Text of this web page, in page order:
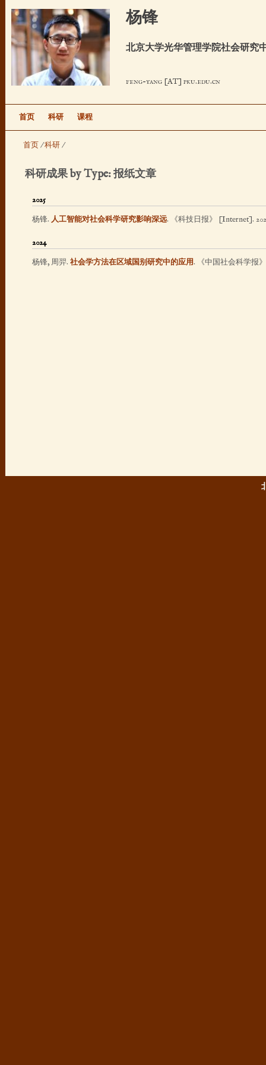
页
内
杨锋
北京大学光华管理学院社会研究
feng-yang [AT] pku.edu.cn
首页 科研 课程
首页/科研/
科研成果 by Type: 报纸文章
2025
杨锋. 人工智能对社会科学研究影响深远. 《科技日报》 [Internet].
2024
杨锋, 周羿. 社会学方法在区域国别研究中的应用. 《中国社会科学报